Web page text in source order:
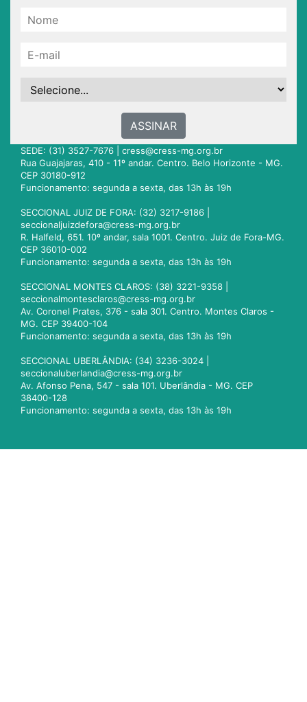
ASSINAR
SEDE: (31) 3527-7676 | cress@cress-mg.org.br
Rua Guajajaras, 410 - 11º andar. Centro. Belo Horizonte - MG.
CEP 30180-912
Funcionamento: segunda a sexta, das 13h às 19h
SECCIONAL JUIZ DE FORA: (32) 3217-9186 |
seccionaljuizdefora@cress-mg.org.br
R. Halfeld, 651. 10º andar, sala 1001. Centro. Juiz de Fora-MG.
CEP 36010-002
Funcionamento: segunda a sexta, das 13h às 19h
SECCIONAL MONTES CLAROS: (38) 3221-9358 |
seccionalmontesclaros@cress-mg.org.br
Av. Coronel Prates, 376 - sala 301. Centro. Montes Claros -
MG. CEP 39400-104
Funcionamento: segunda a sexta, das 13h às 19h
SECCIONAL UBERLÂNDIA: (34) 3236-3024 |
seccionaluberlandia@cress-mg.org.br
Av. Afonso Pena, 547 - sala 101. Uberlândia - MG. CEP
38400-128
Funcionamento: segunda a sexta, das 13h às 19h